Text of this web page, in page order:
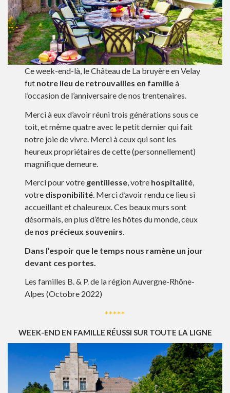
Ce week-end-là, le Château de La bruyère en Velay
fut notre lieu de retrouvailles en familleà
l’occasion de l’anniversaire de nos trentenaires.
Merci à eux d’avoir réuni trois générations sous ce
toit, et même quatre avec le petit dernier qui fait
notre joie de vivre. Merci à ceux qui sont les
heureux propriétaires de cette (personnellement)
magnifique demeure.
Merci pour votre gentillesse, votre hospitalité,
votre disponibilité. Merci d’avoir rendu ce lieu si
accueillant et chaleureux. Ces beaux murs sont
désormais, en plus d’être les hôtes du monde, ceux
de nos précieux souvenirs.
Dans l’espoir que le temps nous ramène un jour
devant ces portes.
Les familles B. & P. de la région Auvergne-Rhône-
Alpes (Octobre 2022)
*****
WEEK-END EN FAMILLE RÉUSSI SUR TOUTE LA LIGNE